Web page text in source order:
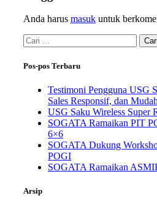
Anda harus masuk untuk
Pos-pos Terbaru
Testimoni Pengguna USG
Sales Responsif, dan
USG Saku Wireless Super
SOGATA Ramaikan PIT
6×6
SOGATA Dukung
POGI
SOGATA Ramaikan
Arsip